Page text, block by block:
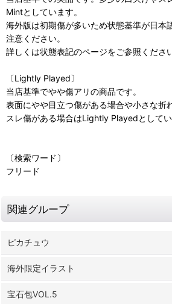
Mintとしています。
海外版は初期傷が多いため状態基準が日本
注意ください。
詳しくは状態表記のページをご参照ください
〔Lightly Played〕
当店基準でやや傷アリの商品です。
表面にやや目立つ傷がある場合や小さな折
スレ傷がある場合はLightly Playedとしてい
〔検索ワード〕
フリード
関連グループ
ピカチュウ
海外限定イラスト
宝石包VOL.5